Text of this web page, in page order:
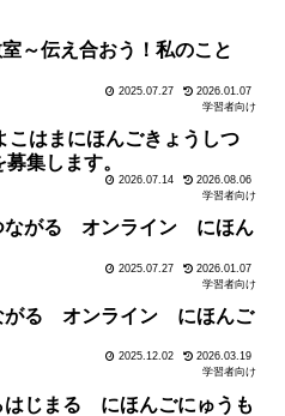
室～伝え合おう！私のこと
2025.07.27
2026.01.07
学習者向け
こはまにほんごきょうしつ
集します。
2026.07.14
2026.08.06
学習者向け
ながる オンライン にほん
2025.07.27
2026.01.07
学習者向け
がる オンライン にほんご
2025.12.02
2026.03.19
学習者向け
はじまる にほんごにゅうも